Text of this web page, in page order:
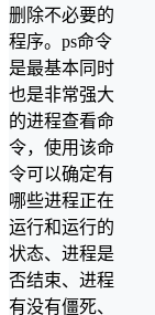
删除不必要的
程序。ps命令
是最基本同时
也是非常强大
的进程查看命
令，使用该命
令可以确定有
哪些进程正在
运行和运行的
状态、进程是
否结束、进程
有没有僵死、